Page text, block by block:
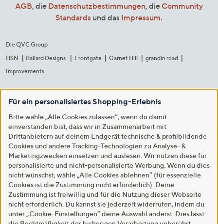
AGB, die Datenschutzbestimmungen, die Community
Standards und das Impressum.
Die QVC Group
HSN
Ballard Designs Frontgate Garnet Hill
grandin road
Improvements
Für ein personalisiertes Shopping-Erlebnis
Bitte wähle „Alle Cookies zulassen“, wenn du damit
einverstanden bist, dass wir in Zusammenarbeit mit
Drittanbietern auf deinem Endgerät technische & profilbildende
Cookies und andere Tracking-Technologien zu Analyse- &
Marketingzwecken einsetzen und auslesen. Wir nutzen diese für
personalisierte und nicht-personalisierte Werbung. Wenn du dies
nicht wünschst, wähle „Alle Cookies ablehnen“ (für essenzielle
Cookies ist die Zustimmung nicht erforderlich). Deine
Zustimmung ist freiwillig und für die Nutzung dieser Webseite
nicht erforderlich. Du kannst sie jederzeit widerrufen, indem du
unter „Cookie-Einstellungen“ deine Auswahl änderst. Dies lässt